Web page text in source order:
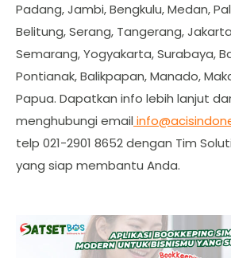
Padang, Jambi, Bengkulu, Medan,
Belitung, Serang, Tangerang,
Semarang, Yogyakarta, Surabaya,
Pontianak, Balikpapan, Manado,
Papua. Dapatkan info lebih lanjut
menghubungi email
telp 021-2901 8652 dengan Tim
yang siap membantu Anda.